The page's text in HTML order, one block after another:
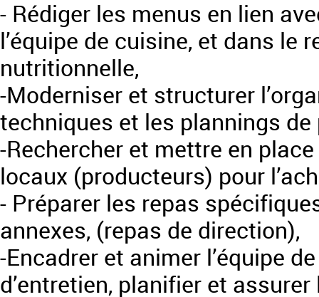
- Rédiger les menus en lien
l’équipe de cuisine, et dans le
nutritionnelle,
-Moderniser et structurer
techniques et les plannings de
-Rechercher et mettre en
locaux (producteurs) pour
- Préparer les repas
annexes, (repas de direction),
-Encadrer et animer l’équipe
d’entretien, planifier et